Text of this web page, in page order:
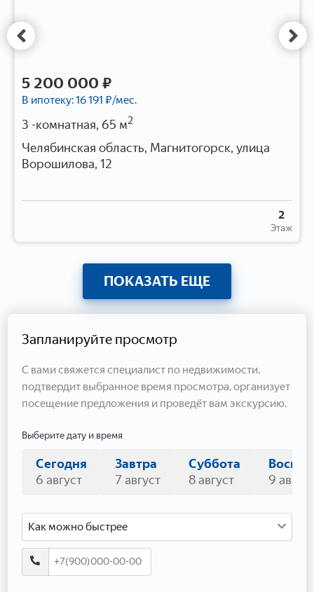
5 200 000 ₽
В ипотеку:16 191 ₽/мес.
3 -комнатная, 65 м2
Челябинская область, Магнитогорск, улица
Ворошилова, 12
Этаж
2
ПОКАЗАТЬ ЕЩЕ
Запланируйте просмотр
С вами свяжется специалист по недвижимости,
подтвердит выбранное время просмотра, организует
посещение предложения и проведёт вам экскурсию.
Выберите дату и время
Сегодня
6 август
Завтра
7 август
Суббота
8 август
9 август
Как можно быстрее